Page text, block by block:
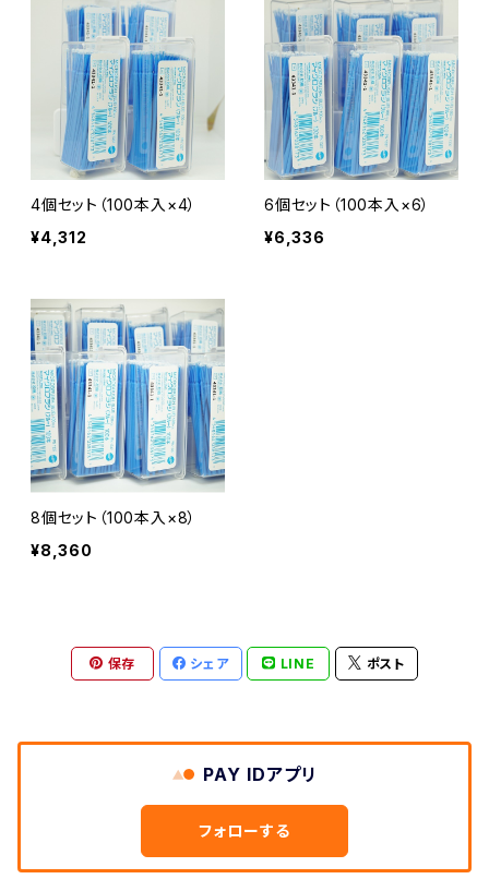
4個セット（100本入×4）
¥4,312
6個セット（100本入×6）
¥6,336
8個セット（100本入×8）
¥8,360
保存 シェア LINE ポスト
PAY IDアプリ
フォローする